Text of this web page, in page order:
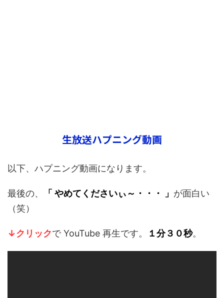
生放送ハプニング動画
以下、ハプニング動画になります。
最後の、 「 やめてくださいぃ～・・・ 」 が面白い
（笑）
↓クリックで YouTube 再生です。 １分３０秒。